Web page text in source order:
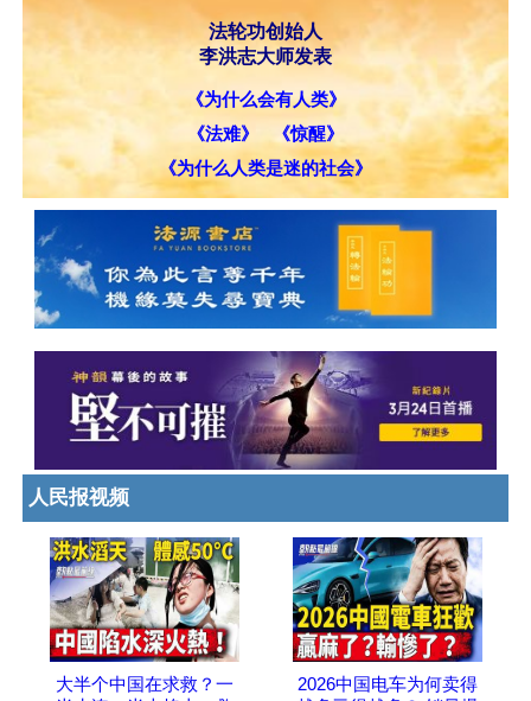
法轮功创始人
李洪志大师发表
《为什么会有人类》
《法难》
《惊醒》
《为什么人类是迷的社会》
人民报视频
大半个中国在求救？一
2026中国电车为何卖得